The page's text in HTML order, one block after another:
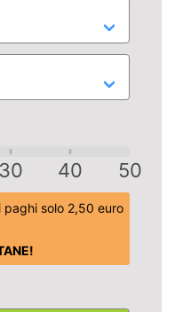
30 40 50
paghi solo 2,50 euro